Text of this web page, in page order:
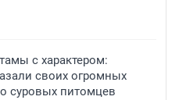
с характером:
своих огромных
суровых питомцев